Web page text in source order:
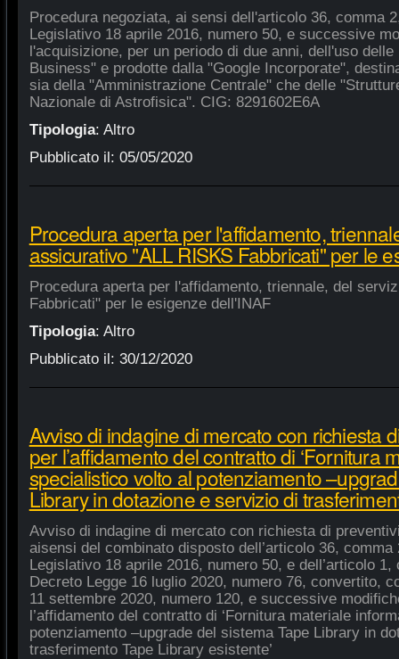
Procedura negoziata, ai sensi dell'articolo 36, comma
Legislativo 18 aprile 2016, numero 50, e successive
l'acquisizione, per un periodo di due anni, dell'uso
Business" e prodotte dalla "Google Incorporate",
sia della "Amministrazione Centrale" che delle
Nazionale di Astrofisica". CIG: 8291602E6A
Tipologia: Altro
Pubblicato il: 05/05/2020
Procedura aperta per l'affidamento,
assicurativo "ALL RISKS Fabbricati" per le
Procedura aperta per l'affidamento, triennale, del
Fabbricati" per le esigenze dell'INAF
Tipologia: Altro
Pubblicato il: 30/12/2020
Avviso di indagine di mercato con richiesta
per l’affidamento del contratto di ‘Fornitura
specialistico volto al potenziamento
Library in dotazione e servizio di
Avviso di indagine di mercato con richiesta di
aisensi del combinato disposto dell’articolo 36,
Legislativo 18 aprile 2016, numero 50, e dell’articolo
Decreto Legge 16 luglio 2020, numero 76, convertito,
11 settembre 2020, numero 120, e successive
l’affidamento del contratto di ‘Fornitura materiale
potenziamento –upgrade del sistema Tape Library in
trasferimento Tape Library esistente’